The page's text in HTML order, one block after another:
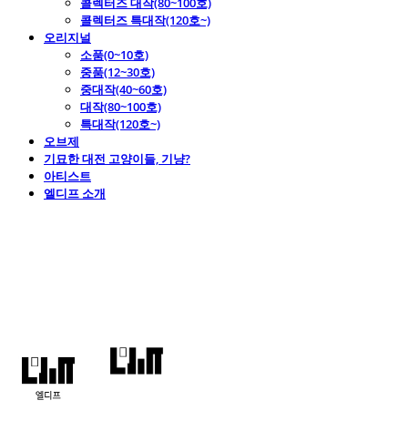
콜렉터즈 특대작(120호~)
오리지널
소품(0~10호)
중품(12~30호)
중대작(40~60호)
대작(80~100호)
특대작(120호~)
오브제
기묘한 대전 고양이들, 기냥?
아티스트
엘디프 소개